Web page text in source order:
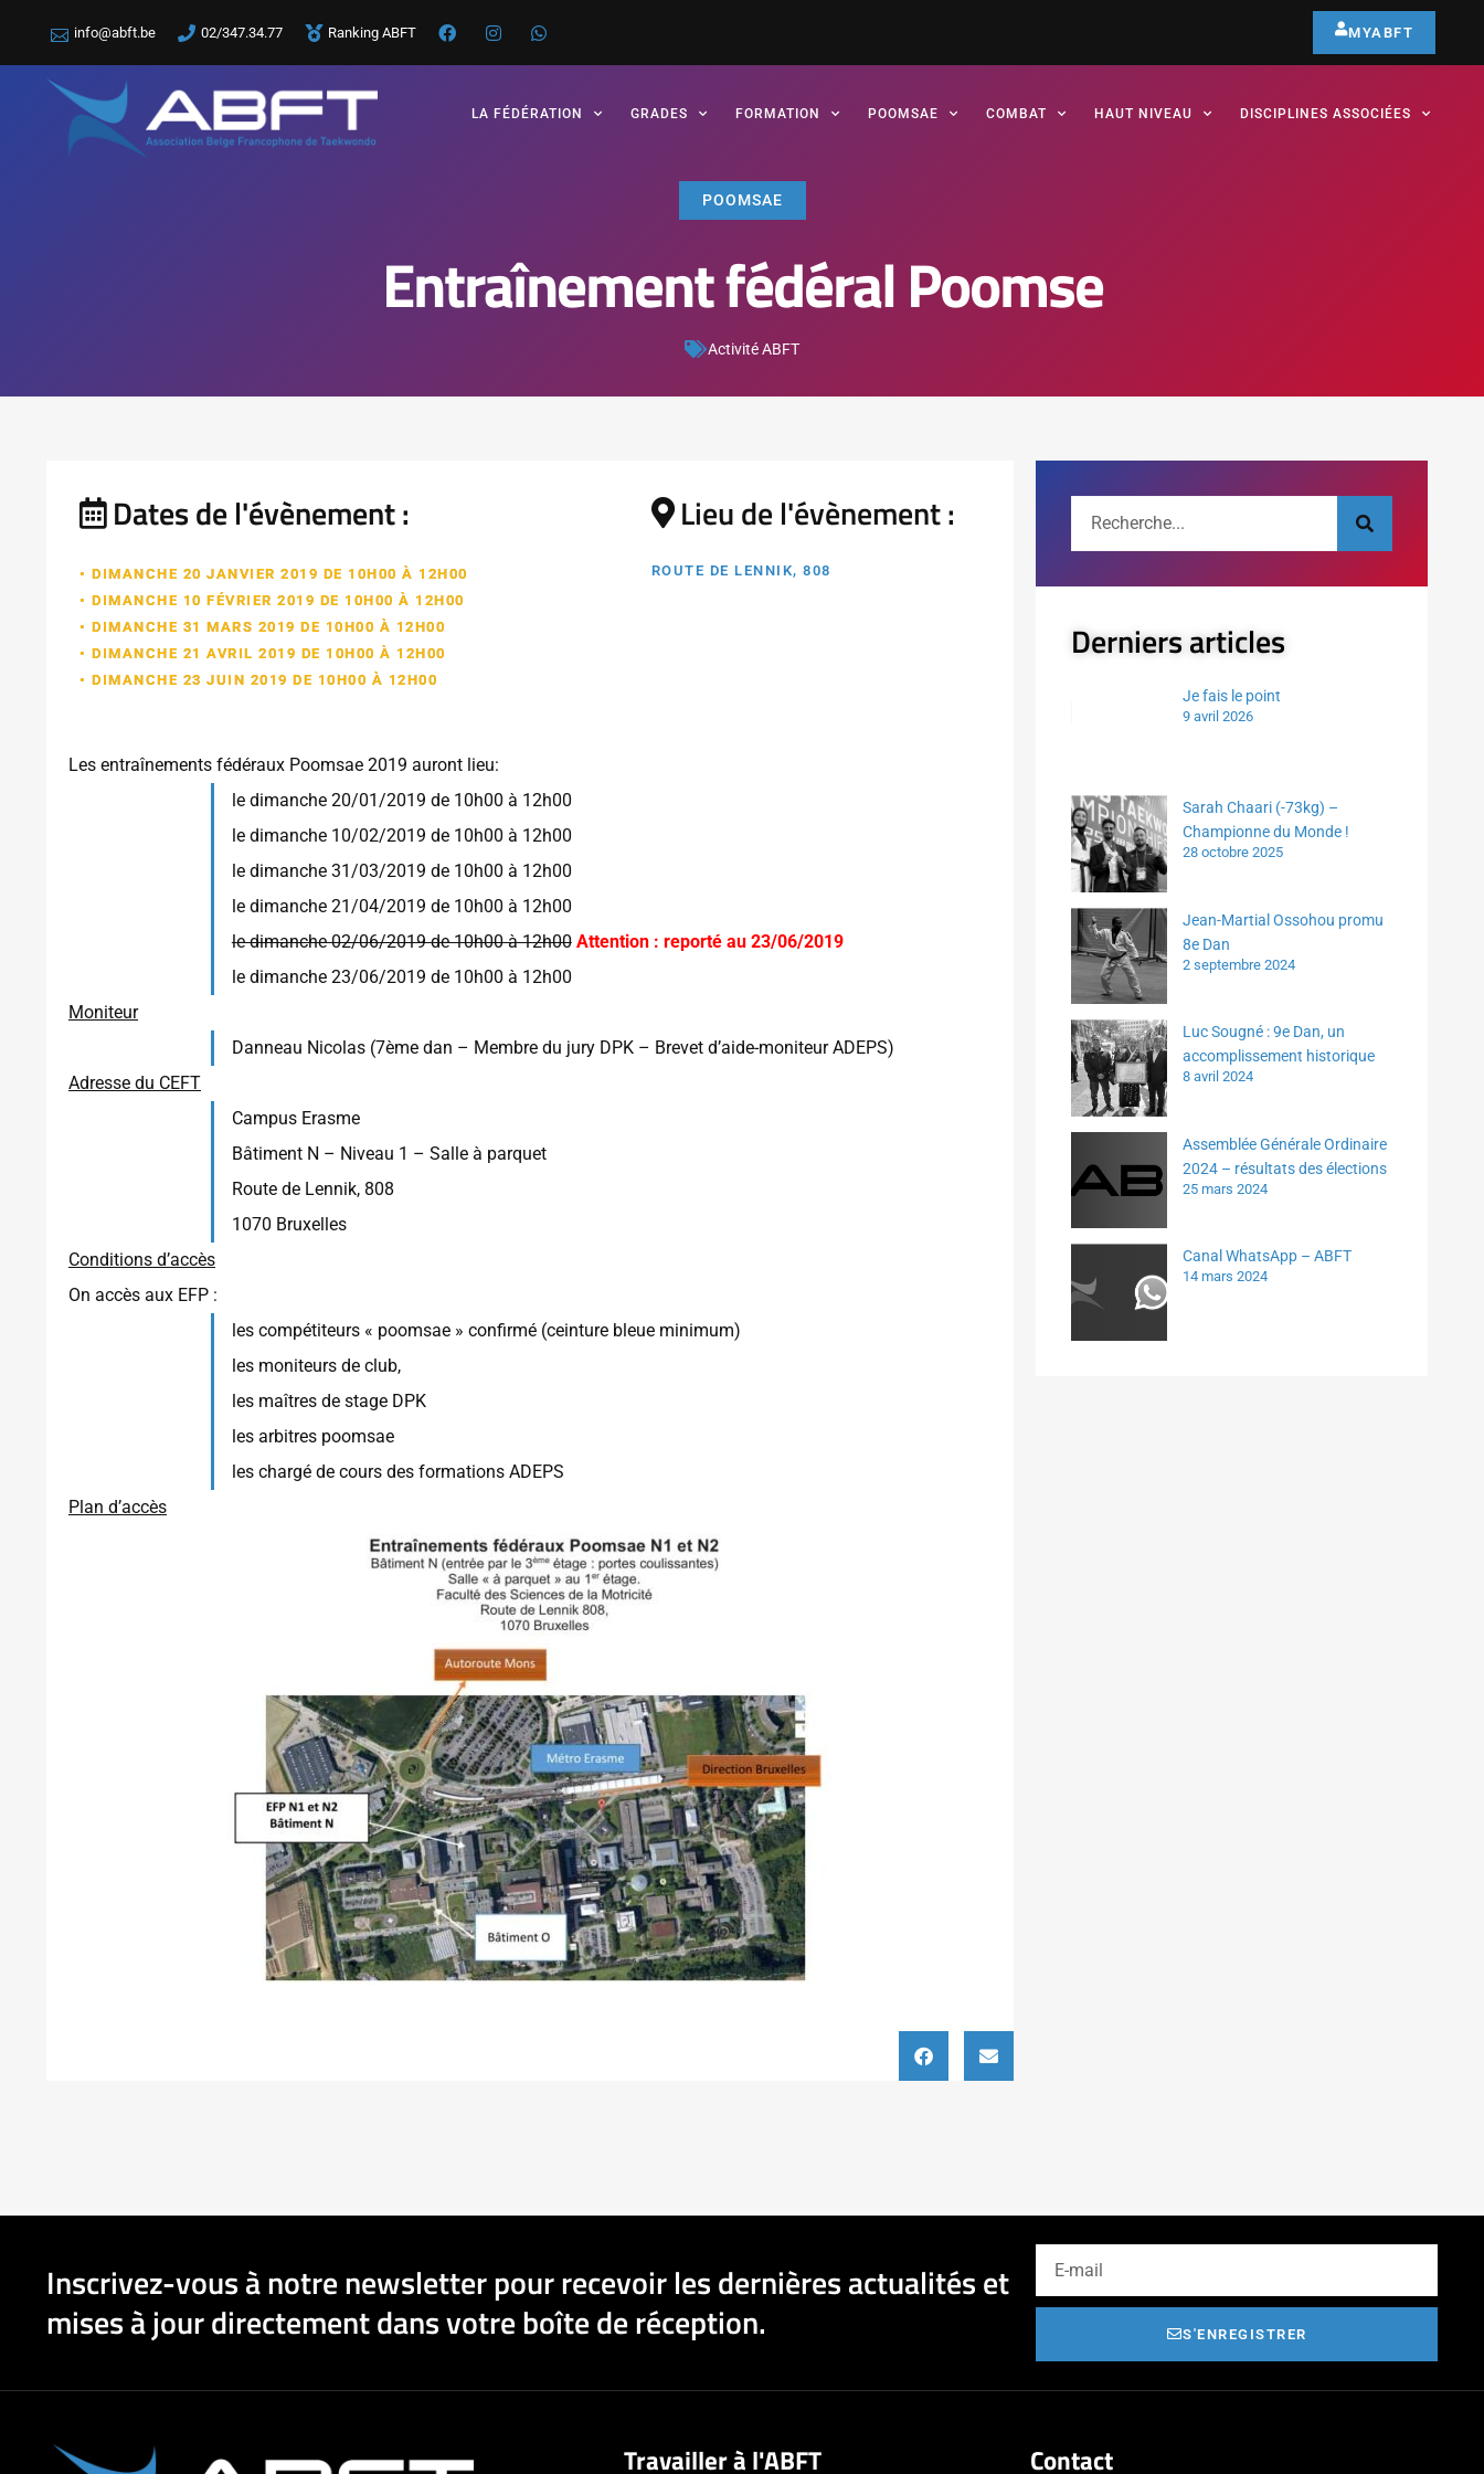
info@abft.be 02/347.34.77 Ranking ABFT MYABFT
LA FÉDÉRATION GRADES FORMATION POOMSAE COMBAT HAUT NIVEAU DISCIPLINES ASSOCIÉES
POOMSAE
Entraînement fédéral Poomse
Activité ABFT
Dates de l'évènement :
• DIMANCHE 20 JANVIER 2019 DE 10H00 À 12H00
• DIMANCHE 10 FÉVRIER 2019 DE 10H00 À 12H00
• DIMANCHE 31 MARS 2019 DE 10H00 À 12H00
• DIMANCHE 21 AVRIL 2019 DE 10H00 À 12H00
• DIMANCHE 23 JUIN 2019 DE 10H00 À 12H00
Lieu de l'évènement :
ROUTE DE LENNIK, 808
Les entraînements fédéraux Poomsae 2019 auront lieu:
le dimanche 20/01/2019 de 10h00 à 12h00
le dimanche 10/02/2019 de 10h00 à 12h00
le dimanche 31/03/2019 de 10h00 à 12h00
le dimanche 21/04/2019 de 10h00 à 12h00
le dimanche 02/06/2019 de 10h00 à 12h00 Attention : reporté au 23/06/2019
le dimanche 23/06/2019 de 10h00 à 12h00
Moniteur
Danneau Nicolas (7ème dan – Membre du jury DPK – Brevet d’aide-moniteur ADEPS)
Adresse du CEFT
Campus Erasme
Bâtiment N – Niveau 1 – Salle à parquet
Route de Lennik, 808
1070 Bruxelles
Conditions d’accès
On accès aux EFP :
les compétiteurs « poomsae » confirmé (ceinture bleue minimum)
les moniteurs de club,
les maîtres de stage DPK
les arbitres poomsae
les chargé de cours des formations ADEPS
Plan d’accès
Derniers articles
Je fais le point
9 avril 2026
Sarah Chaari (-73kg) –
Championne du Monde !
28 octobre 2025
Jean-Martial Ossohou promu
8e Dan
2 septembre 2024
Luc Sougné : 9e Dan, un
accomplissement historique
8 avril 2024
Assemblée Générale Ordinaire
2024 – résultats des élections
25 mars 2024
Canal WhatsApp – ABFT
14 mars 2024
Inscrivez-vous à notre newsletter pour recevoir les dernières actualités et
mises à jour directement dans votre boîte de réception.
S'ENREGISTRER
Travailler à l'ABFT Contact